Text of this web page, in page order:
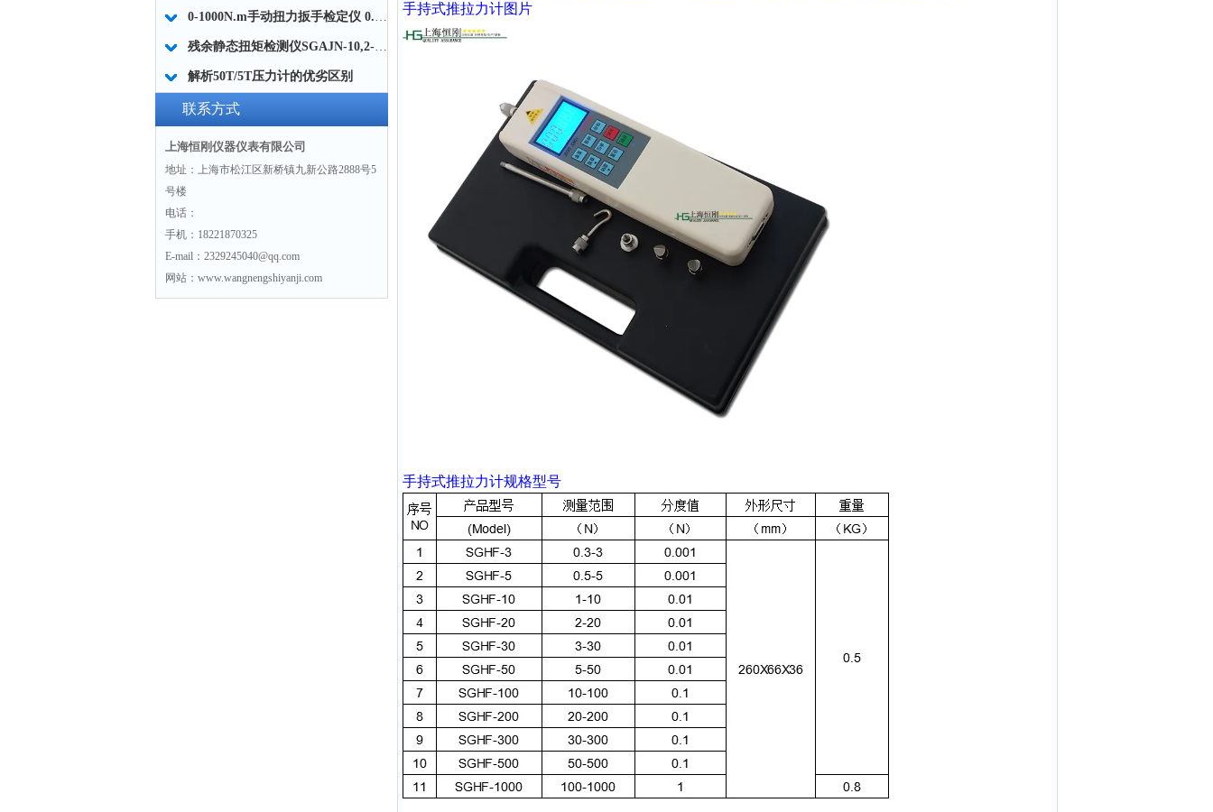
0-1000N.m手动扭力扳手检定仪 0.5级手动扭力扳手精度测试仪厂家
残余静态扭矩检测仪SGAJN-10,2-10Nm
解析50T/5T压力计的优劣区别
联系方式
上海恒刚仪器仪表有限公司
地址：上海市松江区新桥镇九新公路2888号5
号楼
电话：
手机：18221870325
E-mail：2329245040@qq.com
网站：www.wangnengshiyanji.com
手持式推拉力计图片
手持式推拉力计规格型号